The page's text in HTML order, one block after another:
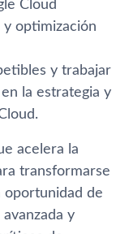
Cloud
y optimización
y trabajar
la estrategia y
acelera la
transformarse
oportunidad de
y